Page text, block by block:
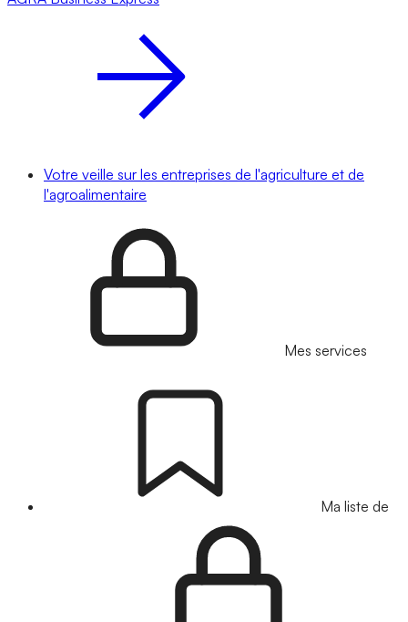
Votre veille sur les entreprises de l'agriculture et de
l'agroalimentaire
Mes services
Ma liste de